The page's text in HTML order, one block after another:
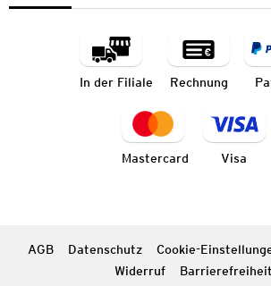
In der Filiale Rechnung
Mastercard Visa
AGB Datenschutz Cookie-
Widerruf
Barrierefreiheit